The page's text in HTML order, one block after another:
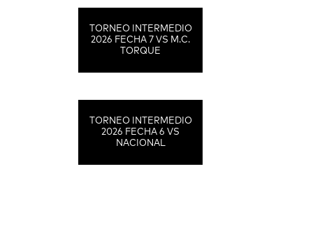
TORNEO INTERMEDIO
2026 FECHA 7 VS M.C.
TORQUE
TORNEO INTERMEDIO
2026 FECHA 6 VS
NACIONAL